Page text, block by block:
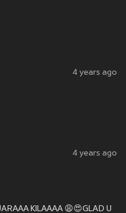
4 years ago
4 years ago
KILAAAA 😩😍GLAD U